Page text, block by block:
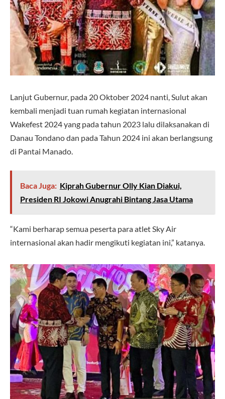
Lanjut Gubernur, pada 20 Oktober 2024 nanti, Sulut akan
kembali menjadi tuan rumah kegiatan internasional
Wakefest 2024 yang pada tahun 2023 lalu dilaksanakan di
Danau Tondano dan pada Tahun 2024 ini akan berlangsung
di Pantai Manado.
Baca Juga: Kiprah Gubernur Olly Kian Diakui,
Presiden RI Jokowi Anugrahi Bintang Jasa Utama
“Kami berharap semua peserta para atlet Sky Air
internasional akan hadir mengikuti kegiatan ini,” katanya.